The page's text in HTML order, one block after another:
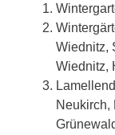
Wiednitz,
Wiednitz,
Neukirch,